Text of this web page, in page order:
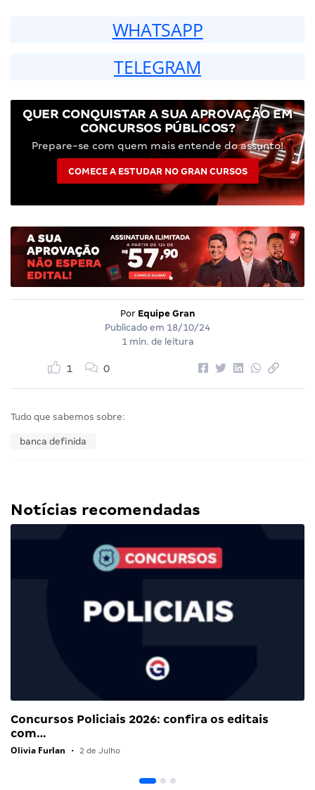
WHATSAPP
TELEGRAM
QUER CONQUISTAR A SUA APROVAÇÃO EM
CONCURSOS PÚBLICOS?
Prepare-se com quem mais entende do assunto!
COMECE A ESTUDAR NO GRAN CURSOS
Por Equipe Gran
Publicado em 18/10/24
1 min. de leitura
1 0
Tudo que sabemos sobre:
banca definida
Notícias recomendadas
Concursos Policiais 2026: confira os editais
com…
Olivia Furlan • 2 de Julho